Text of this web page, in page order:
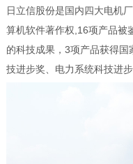
日立信股份是国内四大电机
算机软件著作权,16项产品被
的科技成果，3项产品获得
技进步奖、电力系统科技进步